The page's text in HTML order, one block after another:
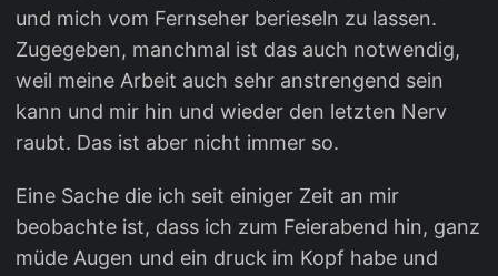
und mich vom Fernseher berieseln zu lassen.
Zugegeben, manchmal ist das auch notwendig,
weil meine Arbeit auch sehr anstrengend sein
kann und mir hin und wieder den letzten Nerv
raubt. Das ist aber nicht immer so.
Eine Sache die ich seit einiger Zeit an mir
beobachte ist, dass ich zum Feierabend hin, ganz
müde Augen und ein druck im Kopf habe und